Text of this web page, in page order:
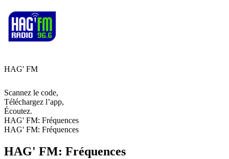
HAG' FM
Scannez le code,
Téléchargez l’app,
Écoutez.
HAG' FM: Fréquences
HAG' FM: Fréquences
HAG' FM: Fréquences